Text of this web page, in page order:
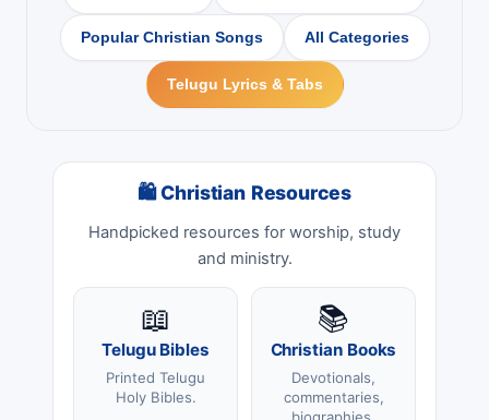
Popular Christian Songs All Categories
Telugu Lyrics & Tabs
🛍 Christian Resources
Handpicked resources for worship, study
and ministry.
📖
Telugu Bibles
Printed Telugu
Holy Bibles.
📚
Christian Books
Devotionals,
commentaries,